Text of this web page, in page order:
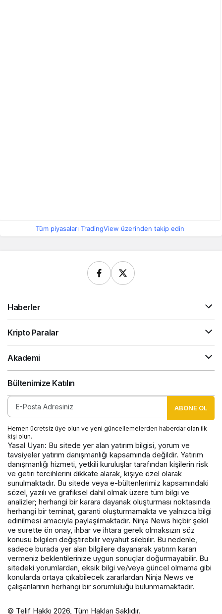
Tüm piyasaları TradingView üzerinden takip edin
Haberler
Kripto Paralar
Akademi
Bültenimize Katılın
ABONE OL
Hemen ücretsiz üye olun ve yeni güncellemelerden haberdar olan ilk
kişi olun.
Yasal Uyarı: Bu sitede yer alan yatırım bilgisi, yorum ve
tavsiyeler yatırım danışmanlığı kapsamında değildir. Yatırım
danışmanlığı hizmeti, yetkili kuruluşlar tarafından kişilerin risk
ve getiri tercihlerini dikkate alarak, kişiye özel olarak
sunulmaktadır. Bu sitede veya e-bültenlerimiz kapsamındaki
sözel, yazılı ve grafiksel dahil olmak üzere tüm bilgi ve
analizler; herhangi bir karara dayanak oluşturması noktasında
herhangi bir teminat, garanti oluşturmamakta ve yalnızca bilgi
edinilmesi amacıyla paylaşılmaktadır. Ninja News hiçbir şekil
ve surette ön onay, ihbar ve ihtara gerek olmaksızın söz
konusu bilgileri değiştirebilir veyahut silebilir. Bu nedenle,
sadece burada yer alan bilgilere dayanarak yatırım kararı
vermeniz beklentilerinize uygun sonuçlar doğurmayabilir. Bu
sitedeki yorumlardan, eksik bilgi ve/veya güncel olmama gibi
konularda ortaya çıkabilecek zararlardan Ninja News ve
çalışanlarının herhangi bir sorumluluğu bulunmamaktadır.
© Telif Hakkı 2026, Tüm Hakları Saklıdır.